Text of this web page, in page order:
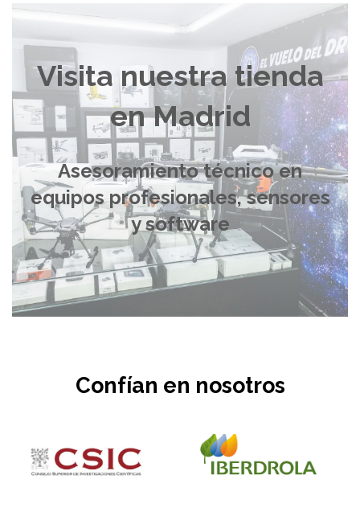
Visita nuestra tienda
en Madrid
Asesoramiento técnico en
equipos profesionales, sensores
y software
Confían en nosotros